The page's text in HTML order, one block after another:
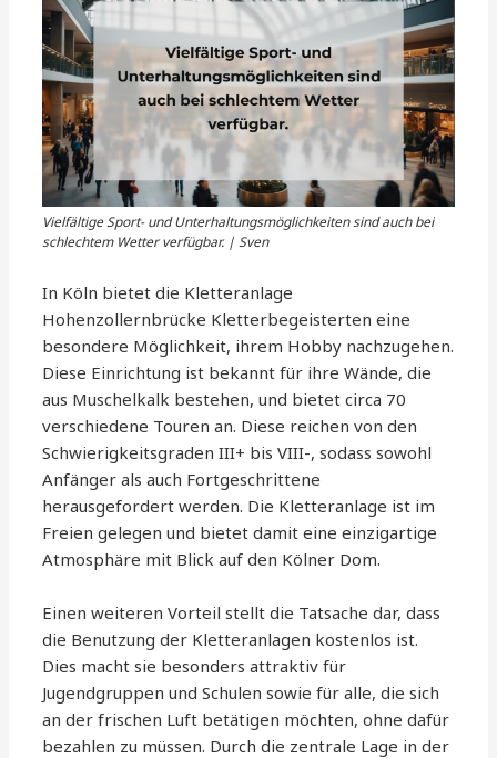
Vielfältige Sport- und Unterhaltungsmöglichkeiten sind auch bei
schlechtem Wetter verfügbar. | Sven
In Köln bietet die Kletteranlage
Hohenzollernbrücke Kletterbegeisterten eine
besondere Möglichkeit, ihrem Hobby nachzugehen.
Diese Einrichtung ist bekannt für ihre Wände, die
aus Muschelkalk bestehen, und bietet circa 70
verschiedene Touren an. Diese reichen von den
Schwierigkeitsgraden III+ bis VIII-, sodass sowohl
Anfänger als auch Fortgeschrittene
herausgefordert werden. Die Kletteranlage ist im
Freien gelegen und bietet damit eine einzigartige
Atmosphäre mit Blick auf den Kölner Dom.
Einen weiteren Vorteil stellt die Tatsache dar, dass
die Benutzung der Kletteranlagen kostenlos ist.
Dies macht sie besonders attraktiv für
Jugendgruppen und Schulen sowie für alle, die sich
an der frischen Luft betätigen möchten, ohne dafür
bezahlen zu müssen. Durch die zentrale Lage in der